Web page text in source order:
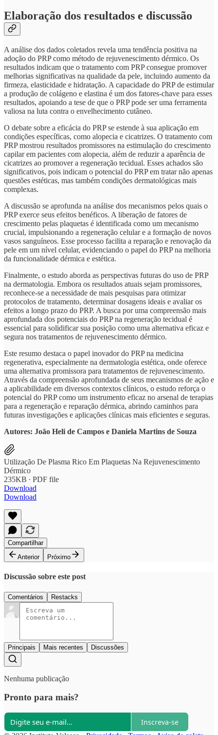
Elaboração dos resultados e discussão
A análise dos dados coletados revela uma tendência positiva na
adoção do PRP como método de rejuvenescimento dérmico. Os
resultados indicam que o tratamento com PRP consegue promover
melhorias significativas na qualidade da pele, incluindo aumento da
firmeza, elasticidade e hidratação. A capacidade do PRP de estimular
a produção de colágeno e elastina é um dos fatores-chave para esses
resultados, apoiando a tese de que o PRP pode ser uma ferramenta
valiosa na luta contra o envelhecimento cutâneo.
O debate sobre a eficácia do PRP se estende à sua aplicação em
condições específicas, como alopecia e cicatrizes. O tratamento com
PRP mostrou resultados promissores na estimulação do crescimento
capilar em pacientes com alopecia, além de reduzir a aparência de
cicatrizes ao promover a regeneração tecidual. Esses achados são
significativos, pois indicam o potencial do PRP em tratar não apenas
questões estéticas, mas também condições dermatológicas mais
complexas.
A discussão se aprofunda na análise dos mecanismos pelos quais o
PRP exerce seus efeitos benéficos. A liberação de fatores de
crescimento pelas plaquetas é identificada como um mecanismo
crucial, impulsionando a regeneração celular e a formação de novos
vasos sanguíneos. Esse processo facilita a reparação e renovação da
pele em um nível celular, evidenciando o papel do PRP na melhoria
da funcionalidade dérmica e estética.
Finalmente, o estudo aborda as perspectivas futuras do uso de PRP
na dermatologia. Embora os resultados atuais sejam promissores,
reconhece-se a necessidade de mais pesquisas para otimizar
protocolos de tratamento, determinar dosagens ideais e avaliar os
efeitos a longo prazo do PRP. A busca por uma compreensão mais
aprofundada dos potenciais do PRP na regeneração tecidual é
essencial para solidificar sua posição como uma alternativa eficaz e
segura nos tratamentos de rejuvenescimento dérmico.
Este resumo destaca o papel inovador do PRP na medicina
regenerativa, especialmente na dermatologia estética, onde oferece
uma alternativa promissora para tratamentos de rejuvenescimento.
Através da compreensão aprofundada de seus mecanismos de ação e
a aplicabilidade em diversos contextos clínicos, o estudo reforça o
potencial do PRP como um instrumento eficaz no arsenal de terapias
para a regeneração e reparação dérmica, abrindo caminhos para
futuras investigações e aplicações clínicas mais eficientes e seguras.
Autores: João Heli de Campos e Daniela Martins de Souza
Utilização De Plasma Rico Em Plaquetas Na Rejuvenescimento
Dérmico
235KB ∙ PDF file
Download
Download
Compartilhar
Anterior
Próximo
Discussão sobre este post
Comentários Restacks
Principais Mais recentes Discussões
Nenhuma publicação
Pronto para mais?
Inscreva-se